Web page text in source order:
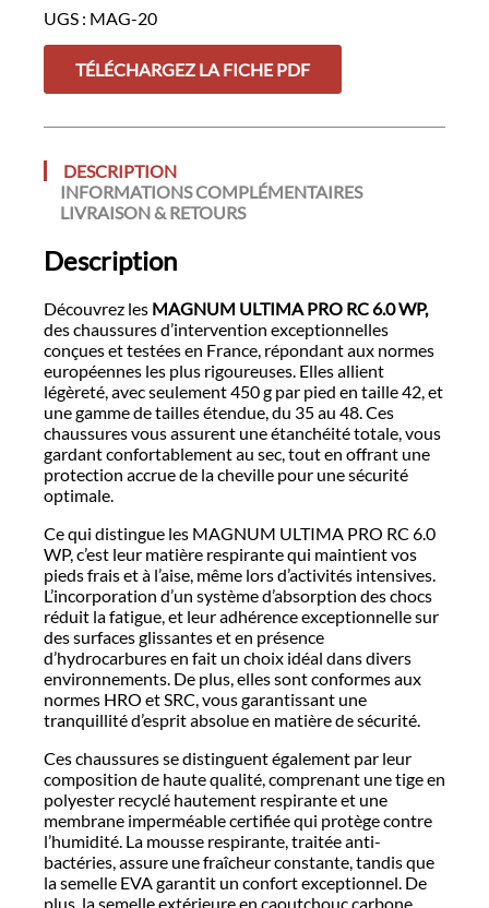
6.0
UGS : MAG-20
TÉLÉCHARGEZ LA FICHE PDF
DESCRIPTION
INFORMATIONS COMPLÉMENTAIRES
LIVRAISON & RETOURS
Description
Découvrez les MAGNUM ULTIMA PRO RC 6.0 WP,
des chaussures d’intervention exceptionnelles
conçues et testées en France, répondant aux normes
européennes les plus rigoureuses. Elles allient
légèreté, avec seulement 450 g par pied en taille 42, et
une gamme de tailles étendue, du 35 au 48. Ces
chaussures vous assurent une étanchéité totale, vous
gardant confortablement au sec, tout en offrant une
protection accrue de la cheville pour une sécurité
optimale.
Ce qui distingue les MAGNUM ULTIMA PRO RC 6.0
WP, c’est leur matière respirante qui maintient vos
pieds frais et à l’aise, même lors d’activités intensives.
L’incorporation d’un système d’absorption des chocs
réduit la fatigue, et leur adhérence exceptionnelle sur
des surfaces glissantes et en présence
d’hydrocarbures en fait un choix idéal dans divers
environnements. De plus, elles sont conformes aux
normes HRO et SRC, vous garantissant une
tranquillité d’esprit absolue en matière de sécurité.
Ces chaussures se distinguent également par leur
composition de haute qualité, comprenant une tige en
polyester recyclé hautement respirante et une
membrane imperméable certifiée qui protège contre
l’humidité. La mousse respirante, traitée anti-
bactéries, assure une fraîcheur constante, tandis que
la semelle EVA garantit un confort exceptionnel. De
plus, la semelle extérieure en caoutchouc carbone